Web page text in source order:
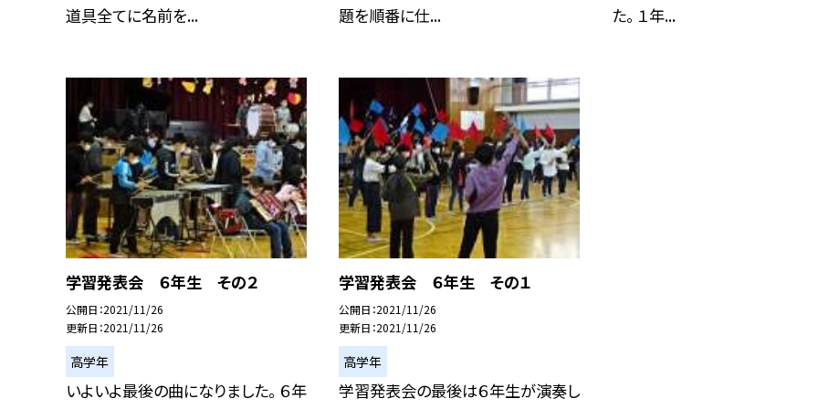
道具全てに名前を...
題を順番に仕...
た。 １年...
学習発表会 ６年生 その２
公開日 2021/11/26
更新日 2021/11/26
高学年
いよいよ最後の曲になりました。 ６年
学習発表会 ６年生 その１
公開日 2021/11/26
更新日 2021/11/26
高学年
学習発表会の最後は６年生が演奏し